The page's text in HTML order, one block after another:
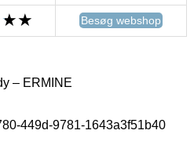
Besøg webshop
– ERMINE
449d-9781-1643a3f51b40